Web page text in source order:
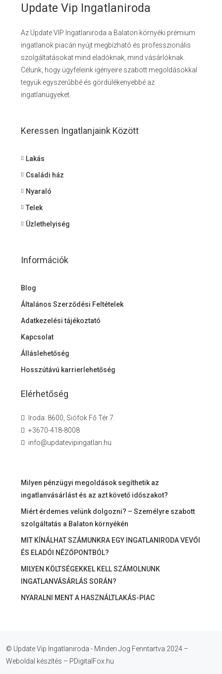
Update Vip Ingatlaniroda
Az Update VIP Ingatlaniroda a Balaton környéki prémium
ingatlanok piacán nyújt megbízható és professzionális
szolgáltatásokat mind eladóknak, mind vásárlóknak.
Célunk, hogy ügyfeleink igényeire szabott megoldásokkal
tegyük egyszerűbbé és gördülékenyebbé az
ingatlanügyeket.
Keressen Ingatlanjaink Között
Lakás
Családi ház
Nyaraló
Telek
Üzlethelyiség
Információk
Blog
Általános Szerződési Feltételek
Adatkezelési tájékoztató
Kapcsolat
Álláslehetőség
Hosszútávú karrierlehetőség
Elérhetőség
Iroda: 8600, Siófok Fő Tér 7.
+3670-418-8008
info@updatevipingatlan.hu
Milyen pénzügyi megoldások segíthetik az
ingatlanvásárlást és az azt követő időszakot?
Miért érdemes velünk dolgozni? – Személyre szabott
szolgáltatás a Balaton környékén
MIT KÍNÁLHAT SZÁMUNKRA EGY INGATLANIRODA VEVŐI
ÉS ELADÓI NÉZŐPONTBÓL?
MILYEN KÖLTSÉGEKKEL KELL SZÁMOLNUNK
INGATLANVÁSÁRLÁS SORÁN?
NYARALNI MENT A HASZNÁLTLAKÁS-PIAC
© Update Vip Ingatlaniroda - Minden Jog Fenntartva 2024 –
Weboldal készítés – PDigitalFox.hu